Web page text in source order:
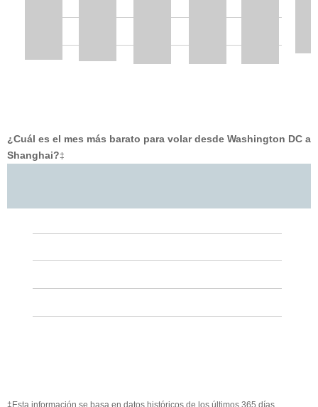
¿Cuál es el mes más barato para volar desde Washington DC a
Shanghai?‡